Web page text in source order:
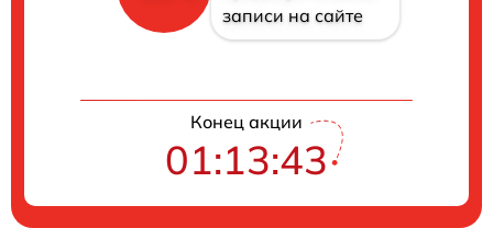
записи на сайте
Конец акции
01:13:42